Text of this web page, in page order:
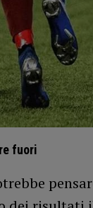
fuori